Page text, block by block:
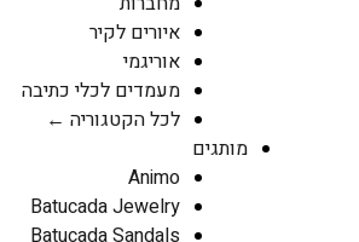
איורים לקיר
אוריגמי
מעמדים לכלי כתיבה
לכל הקטגוריה ←
מותגים
Animo
Batucada Jewelry
Batucada Sandals